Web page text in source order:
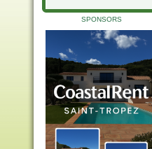
SPONSORS